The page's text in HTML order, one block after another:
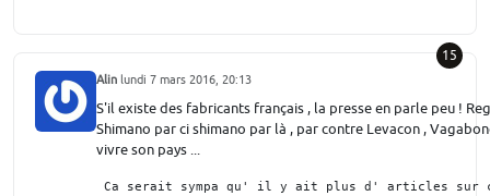
15
Alin lundi 7 mars 2016, 20:13
S'il existe des fabricants français , la presse en parle peu !
Shimano par ci shimano par là , par contre Levacon ,
vivre son pays ...
Ca serait sympa qu' il y ait plus d' articles sur